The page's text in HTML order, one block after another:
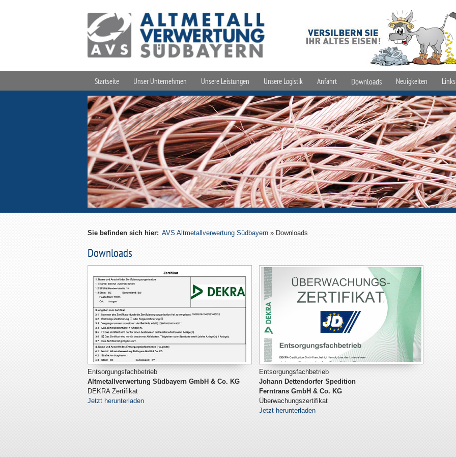
Startseite Unser Unternehmen Unsere Leistungen Unsere Logistik Anfahrt Downloads Neuigkeiten Links
Sie befinden sich hier: AVS Altmetallverwertung Südbayern » Downloads
Downloads
Entsorgungsfachbetrieb
Altmetallverwertung Südbayern GmbH & Co. KG
DEKRA Zertifikat
Jetzt herunterladen
Entsorgungsfachbetrieb
Johann Dettendorfer Spedition
Ferntrans GmbH & Co. KG
Überwachungszertifikat
Jetzt herunterladen